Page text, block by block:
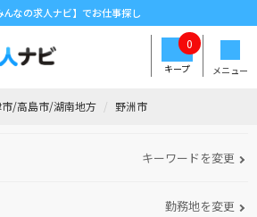
なの求人ナビ】でお仕事探し
メニュー
キープ
0
/高島市/湖南地方 野洲市
キーワードを変更
勤務地を変更